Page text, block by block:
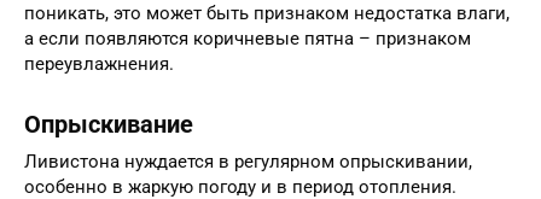
поникать, это может быть признаком недостатка влаги,
а если появляются коричневые пятна – признаком
переувлажнения.
Опрыскивание
Ливистона нуждается в регулярном опрыскивании,
особенно в жаркую погоду и в период отопления.